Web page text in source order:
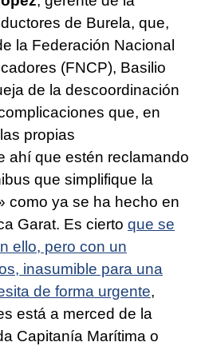
de Burela, que,
la Federación Nacional
(FNCP), Basilio
de la descoordinación
que, en
propias
ahí que estén reclamando
que simplifique la
como ya se ha hecho en
Garat. Es cierto que se
ello, pero con un
inasumible para una
de forma urgente,
está a merced de la
Capitanía Marítima o